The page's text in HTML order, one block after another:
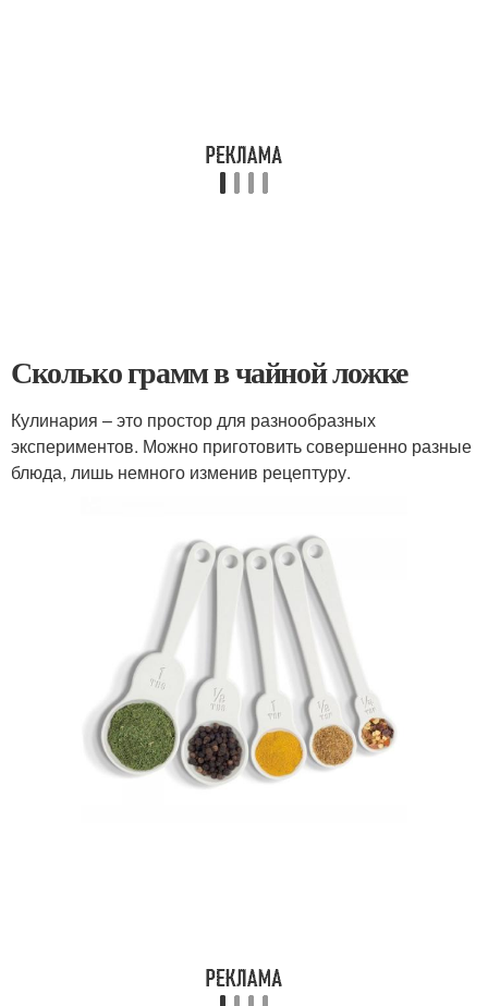
Сколько грамм в чайной ложке
Кулинария – это простор для разнообразных
экспериментов. Можно приготовить совершенно разные
блюда, лишь немного изменив рецептуру.